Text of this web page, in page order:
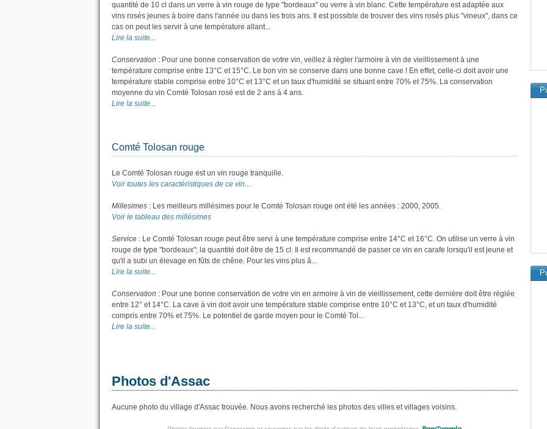
quantité de 10 cl dans un verre à vin rouge de type "bordeaux" ou verre à vin blanc. Cette température est adaptée aux
vins rosés jeunes à boire dans l'année ou dans les trois ans. Il est possible de trouver des vins rosés plus "vineux", dans ce
cas on peut les servir à une température allant...
Lire la suite...
Conservation : Pour une bonne conservation de votre vin, veillez à règler l'armoire à vin de vieillissement à une
température comprise entre 13°C et 15°C. Le bon vin se conserve dans une bonne cave ! En effet, celle-ci doit avoir une
température stable comprise entre 10°C et 13°C et un taux d'humidité se situant entre 70% et 75%. La conservation
moyenne du vin Comté Tolosan rosé est de 2 ans à 4 ans.
Lire la suite...
Comté Tolosan rouge
Le Comté Tolosan rouge est un vin rouge tranquille.
Voir toutes les caractéristiques de ce vin...
Millesimes : Les meilleurs millésimes pour le Comté Tolosan rouge ont été les années : 2000, 2005.
Voir le tableau des millésimes
Service : Le Comté Tolosan rouge peut être servi à une température comprise entre 14°C et 16°C. On utilise un verre à vin
rouge de type "bordeaux"; la quantité doit être de 15 cl. Il est recommandé de passer ce vin en carafe lorsqu'il est jeune et
qu'il a subi un élevage en fûts de chêne. Pour les vins plus â...
Lire la suite...
Conservation : Pour une bonne conservation de votre vin en armoire à vin de vieillissement, cette dernière doit être réglée
entre 12° et 14°C. La cave à vin doit avoir une température stable comprise entre 10°C et 13°C, et un taux d'humidité
compris entre 70% et 75%. Le potentiel de garde moyen pour le Comté Tol...
Lire la suite...
Photos d'Assac
Aucune photo du village d'Assac trouvée. Nous avons recherché les photos des villes et villages voisins.